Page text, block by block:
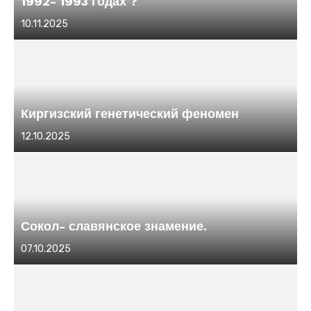
Размещено
в
10.11.2025
Киргизский генетический феномен
Размещено
в
12.10.2025
Сокол- славянское знамение.
Размещено
в
07.10.2025